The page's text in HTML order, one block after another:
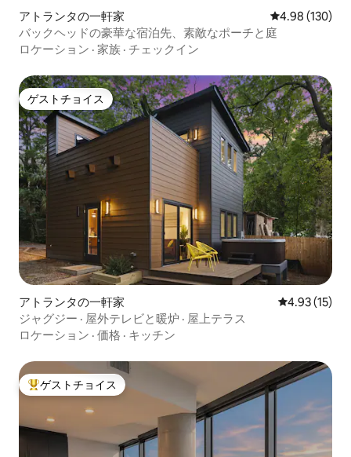
アトランタの一軒家 レビュー130
4.98 (130)
バックヘッドの豪華な宿泊先、素敵なポーチと庭
ロケーション · 家族 · チェックイン
ゲストチョイス
ゲストチョイス
アトランタの一軒家 レビュー15
4.93 (15)
ジャグジー · 屋外テレビと暖炉 · 屋上テラス
ロケーション · 価格 · キッチン
大好評のゲストチョイスです。
ゲストチョイス